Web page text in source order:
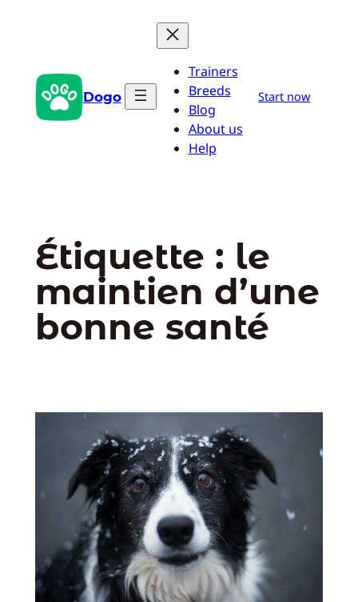
Dogo
Trainers
Breeds
Blog
About us
Help
Start now
Étiquette : le
maintien d’une
bonne santé